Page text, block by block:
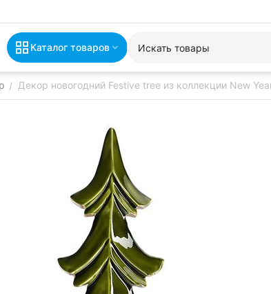
Каталог товаров
/ Декор новогодний Festive tree из коллекции New